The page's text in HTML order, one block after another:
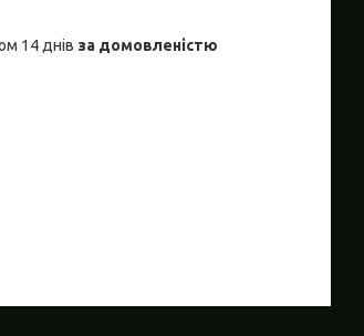
14 днів за домовленістю